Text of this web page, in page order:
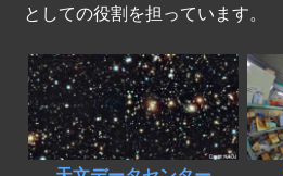
としての役割を担っています。